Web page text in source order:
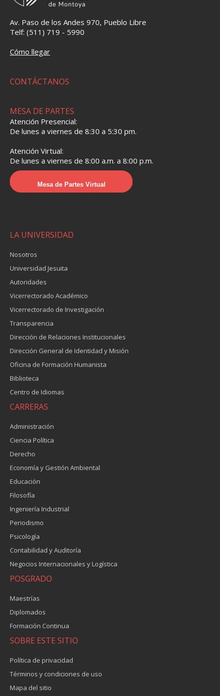
Av. Paso de los Andes 970, Pueblo Libre
Telf: (511) 719 - 5990
Cómo llegar
CONTÁCTANOS
MESA DE PARTES
Atención Presencial:
De lunes a viernes de 8:30 a 5:30 pm.
Atención Virtual:
De lunes a viernes de 8:00 a.m. a 8:00 p.m.
Mesa de Partes Virtual
LA UNIVERSIDAD
Nosotros
Universidad Jesuita
Autoridades
Vicerrectorado Académico
Vicerrectorado de Investigación
Transparencia
Dirección de Relaciones Institucionales
Dirección General de Identidad y Misión
Oficina de Formación Humanista
Biblioteca
Centro de Idiomas
CARRERAS
Administración
Ciencia Política
Derecho
Economía y Gestión Ambiental
Educación
Filosofía
Ingeniería Industrial
Periodismo
Psicología
Contabilidad y Auditoría
Negocios Internacionales y Logística
POSGRADO
Maestrías
Diplomados
Formación Continua
SOBRE ESTE SITIO
Política de privacidad
Términos y condiciones de uso
Mapa del sitio